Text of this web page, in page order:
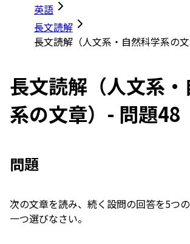
英語
長文読解
長文読解（人文系・自然科学系の
長文読解（人文系
系の文章）- 問題48
問題
次の文章を読み、続く設問の回答を5つ
一つ選びなさい。